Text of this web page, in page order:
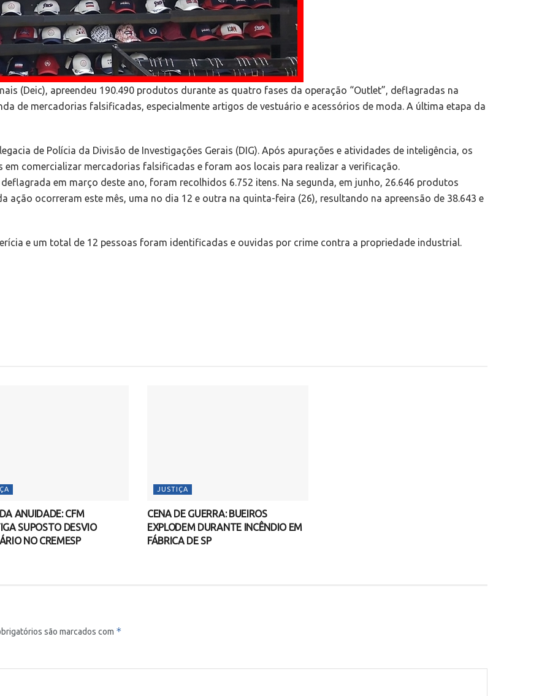
(Deic), apreendeu 190.490 produtos durante as quatro fases da operação “Outlet”, deflagradas na
de mercadorias falsificadas, especialmente artigos de vestuário e acessórios de moda. A última etapa da
de Polícia da Divisão de Investigações Gerais (DIG). Após apurações e atividades de inteligência, os
comercializar mercadorias falsificadas e foram aos locais para realizar a verificação.
em março deste ano, foram recolhidos 6.752 itens. Na segunda, em junho, 26.646 produtos
ação ocorreram este mês, uma no dia 12 e outra na quinta-feira (26), resultando na apreensão de 38.643 e
e um total de 12 pessoas foram identificadas e ouvidas por crime contra a propriedade industrial.
ANUIDADE: CFM
SUPOSTO DESVIO
NO CREMESP
JUSTIÇA
CENA DE GUERRA: BUEIROS
EXPLODEM DURANTE INCÊNDIO EM
FÁBRICA DE SP
são marcados com *